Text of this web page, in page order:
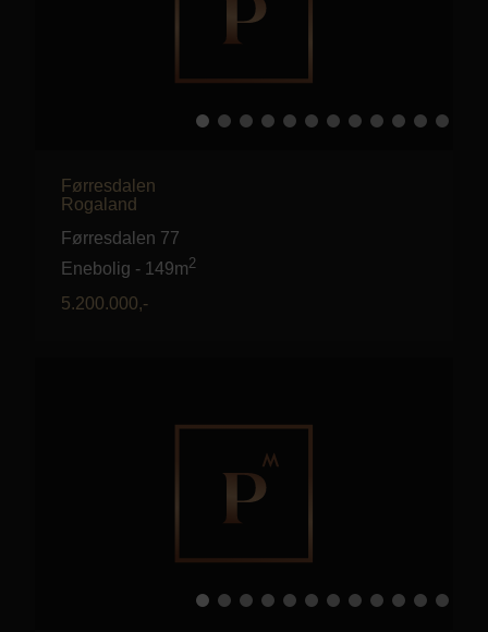
Førresdalen
Rogaland
Førresdalen 77
Enebolig - 149m2
5.200.000,-